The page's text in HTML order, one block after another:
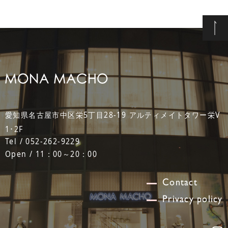
愛知県名古屋市中区栄5丁目28-19 アルティメイトタワー栄V
1･2F
Tel / 052-262-9229
Open / 11：00～20：00
Contact
Privacy policy